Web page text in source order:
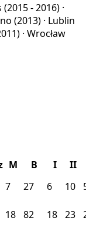
(2015 - 2016) ·
(2013) · Lublin
· Wrocław
M B I II
7 27 6 10
18 82 18 23